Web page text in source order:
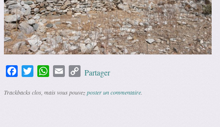
FacebookTwitterWhatsApp
Email Copy
Partager
Trackbacks clos, mais vous pouvezposter un commentaire